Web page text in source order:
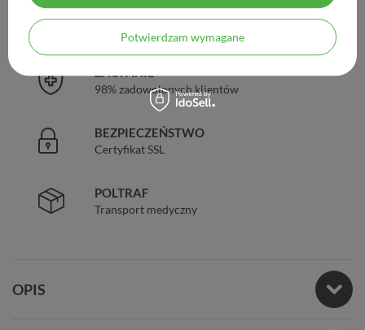
DOŚWIADCZENIE
ZAUFANIE
98% zadowolonych klientów
BEZPIECZEŃSTWO
Certyfikat SSL
POLTRAF
Transport medyczny
OPIS
Potwierdzam wymagane